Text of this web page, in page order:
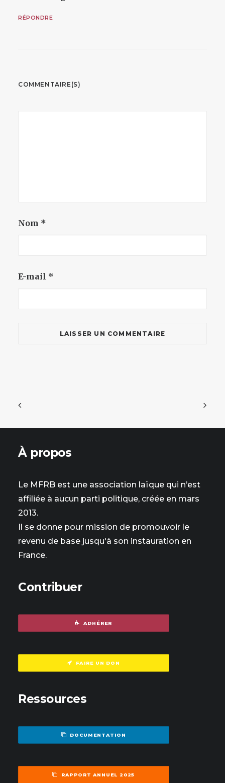
RÉPONDRE
COMMENTAIRE(S)
Nom *
E-mail *
À propos
Le MFRB est une association laïque qui n’est
affiliée à aucun parti politique, créée en mars
2013.
Il se donne pour mission de promouvoir le
revenu de base jusqu'à son instauration en
France.
Contribuer
ADHÉRER
FAIRE UN DON
Ressources
DOCUMENTATION
RAPPORT ANNUEL 2025